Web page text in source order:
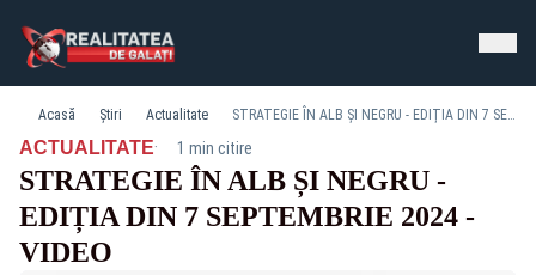
Acasă Știri Actualitate STRATEGIE ÎN ALB ȘI NEGRU - EDIȚIA DIN 7 SEPTEMBRIE 2024 - VIDEO
ACTUALITATE· 1 min citire
STRATEGIE ÎN ALB ȘI NEGRU -
EDIȚIA DIN 7 SEPTEMBRIE 2024 -
VIDEO